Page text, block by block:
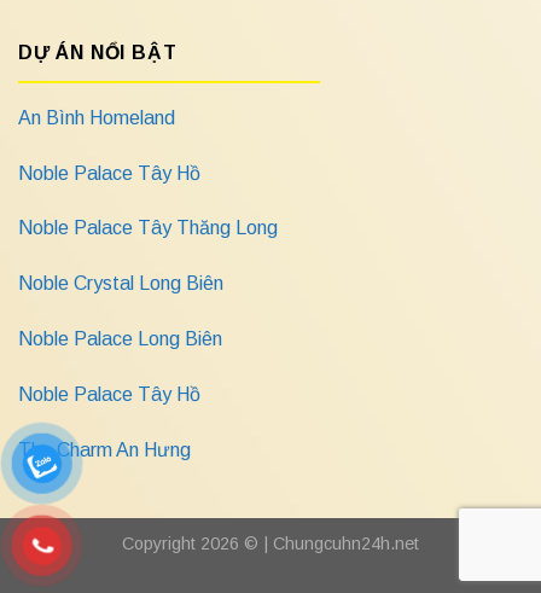
DỰ ÁN NỔI BẬT
An Bình Homeland
Noble Palace Tây Hồ
Noble Palace Tây Thăng Long
Noble Crystal Long Biên
Noble Palace Long Biên
Noble Palace Tây Hồ
The Charm An Hưng
Copyright 2026 © | Chungcuhn24h.net